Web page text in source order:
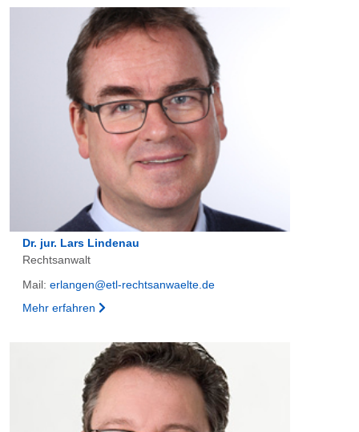
Dr. jur. Lars Lindenau
Rechtsanwalt
Mail: erlangen@etl-rechtsanwaelte.de
Mehr erfahren